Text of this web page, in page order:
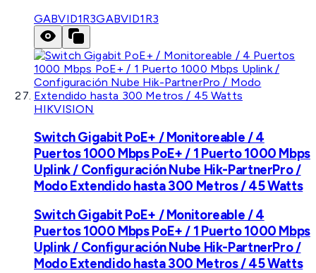
GABVID1R3GABVID1R3
HIKVISION
Switch Gigabit PoE+ / Monitoreable / 4
Puertos 1000 Mbps PoE+ / 1 Puerto 1000 Mbps
Uplink / Configuración Nube Hik-PartnerPro /
Modo Extendido hasta 300 Metros / 45 Watts
Switch Gigabit PoE+ / Monitoreable / 4
Puertos 1000 Mbps PoE+ / 1 Puerto 1000 Mbps
Uplink / Configuración Nube Hik-PartnerPro /
Modo Extendido hasta 300 Metros / 45 Watts